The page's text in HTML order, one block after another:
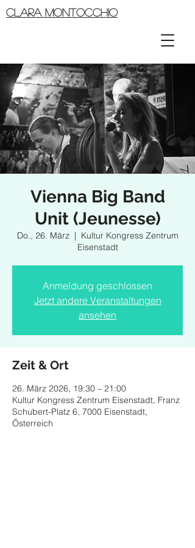
CLARA MONTOCCHIO
Vienna Big Band
Unit (Jeunesse)
Do., 26. März
  |
Kultur Kongress Zentrum
Eisenstadt
Anmeldung geschlossen
Jetzt andere Veranstaltungen
ansehen
Zeit & Ort
26. März 2026, 19:30 – 21:00
Kultur Kongress Zentrum Eisenstadt, Franz
Schubert-Platz 6, 7000 Eisenstadt,
Österreich